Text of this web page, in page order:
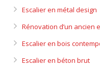
Escalier en métal design
Rénovation d’un ancien
Escalier en bois
Escalier en béton brut